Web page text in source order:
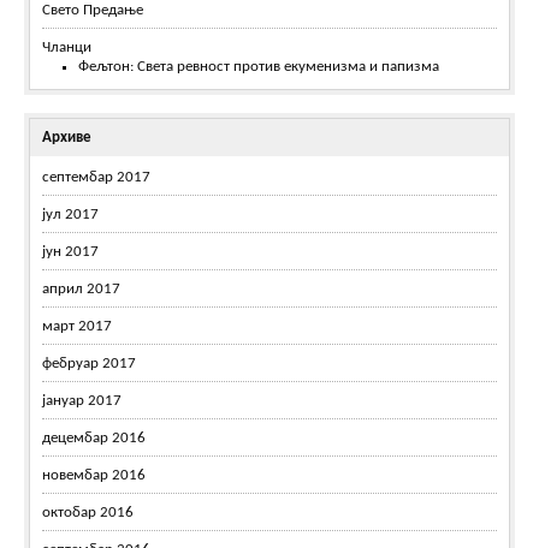
Свето Предање
Чланци
Фељтон: Света ревност против екуменизма и папизма
Архиве
септембар 2017
јул 2017
јун 2017
април 2017
март 2017
фебруар 2017
јануар 2017
децембар 2016
новембар 2016
октобар 2016